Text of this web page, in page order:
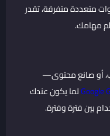
متعددة متفرقة، تقدر
مهامك.
أو صانع محتوى—
Googleلما يكون عندك
بين فترة وفترة.